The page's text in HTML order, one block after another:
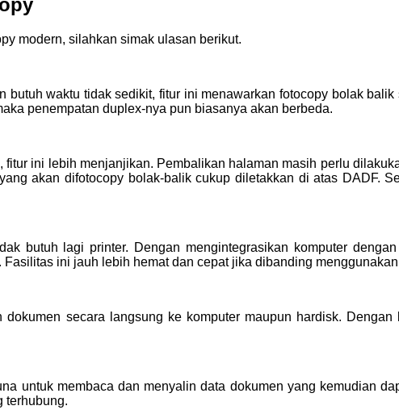
modern, silahkan simak ulasan berikut.
waktu tidak sedikit, fitur ini menawarkan fotocopy bolak
penempatan duplex-nya pun biasanya akan berbeda.
ini lebih menjanjikan. Pembalikan halaman masih perlu
akan difotocopy bolak-balik cukup diletakkan di atas DADF.
butuh lagi printer. Dengan mengintegrasikan komputer
ini jauh lebih hemat dan cepat jika dibanding menggunakan
secara langsung ke komputer maupun hardisk.
untuk membaca dan menyalin data dokumen yang kemudian
terhubung.